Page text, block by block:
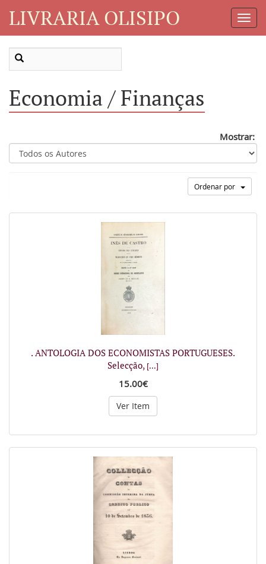
LIVRARIA OLISIPO
Economia / Finanças
Mostrar:
Ordenar por
. ANTOLOGIA DOS ECONOMISTAS PORTUGUESES.
Selecção, [...]
15.00€
Ver Item